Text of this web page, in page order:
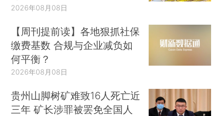
2026年08月08日
【周刊提前读】各地狠抓社保
缴费基数 合规与企业减负如
何平衡？
2026年08月08日
贵州山脚树矿难致16人死亡近
三年 矿长涉罪被罢免全国人